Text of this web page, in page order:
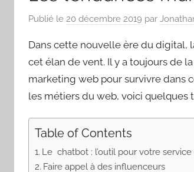
Publié le 20 décembre 2019 par
Dans cette nouvelle ère du digital,
cet élan de vent. Il y a toujours de
marketing web pour survivre dans
les métiers du web, voici quelques
Table of Contents
Le chatbot : l’outil pour votre
Faire appel à des influenceurs